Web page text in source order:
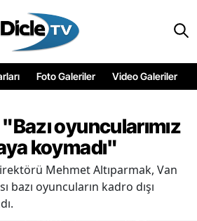
Foto Galeriler Video Galeriler
oyuncularımız
koymadı"
Mehmet Altıparmak, Van
bazı oyuncuların kadro dışı